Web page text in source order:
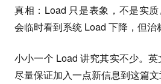
真相：Load 只是表象，不是实
会临时看到系统 Load 下降，但治
小小一个 Load 讲究其实不少。英
尽量保证加入一点新信息到这篇